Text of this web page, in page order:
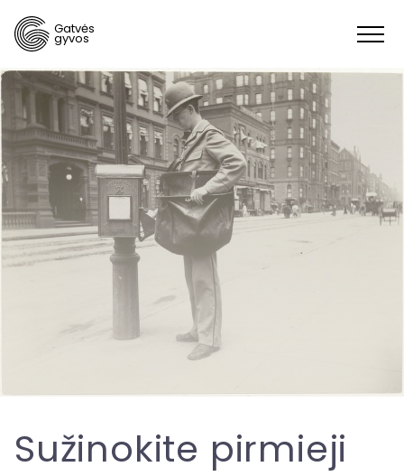
Gatvės
gyvos
Sužinokite pirmieji